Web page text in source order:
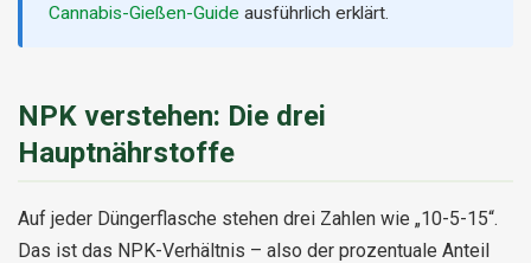
Cannabis-Gießen-Guide ausführlich erklärt.
NPK verstehen: Die drei
Hauptnährstoffe
Auf jeder Düngerflasche stehen drei Zahlen wie „10-5-15“.
Das ist das NPK-Verhältnis – also der prozentuale Anteil